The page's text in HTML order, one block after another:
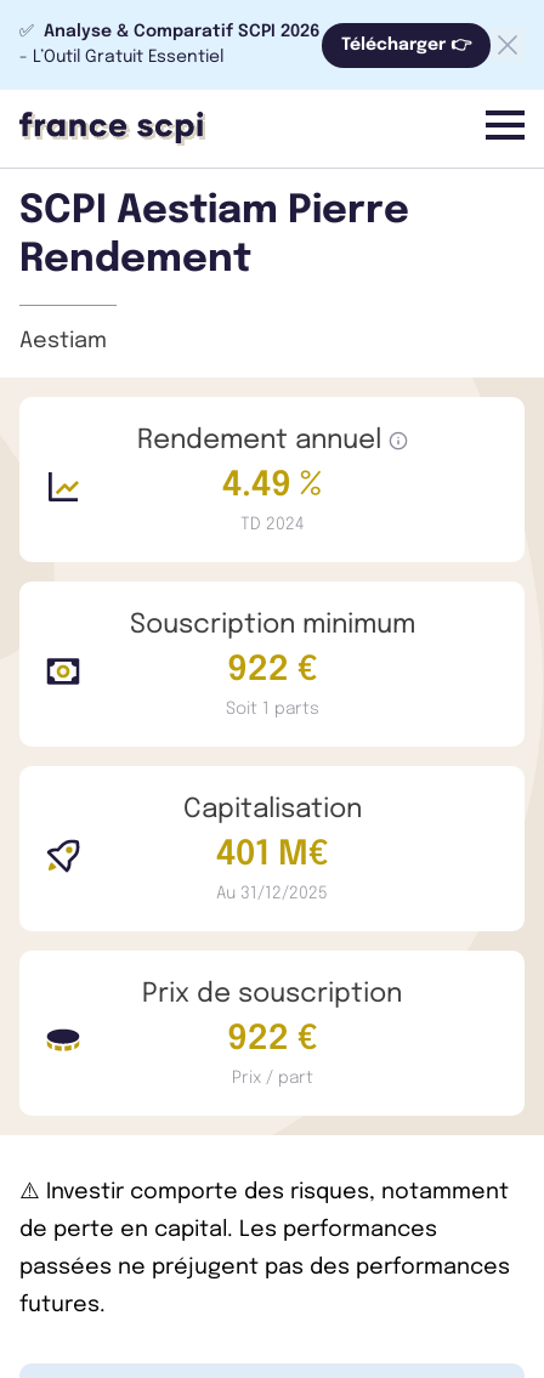
✅ Analyse & Comparatif SCPI 2026
- L’Outil Gratuit Essentiel
Télécharger 👉
menu
SCPI Aestiam Pierre
Rendement
Aestiam
Rendement annuel
4.49 %
TD 2024
Souscription minimum
922 €
Soit 1 parts
Capitalisation
401 M€
Au 31/12/2025
Prix de souscription
922 €
Prix / part
⚠️ Investir comporte des risques, notamment
de perte en capital. Les performances
passées ne préjugent pas des performances
futures.